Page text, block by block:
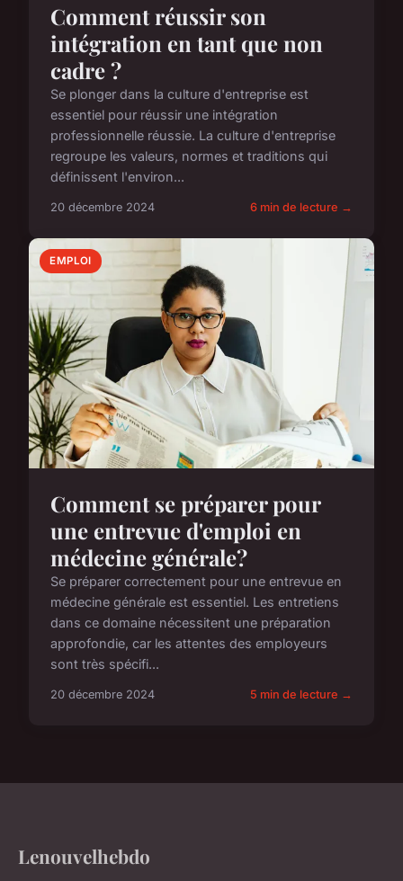
Comment réussir son
intégration en tant que non
cadre ?
Se plonger dans la culture d'entreprise est
essentiel pour réussir une intégration
professionnelle réussie. La culture d'entreprise
regroupe les valeurs, normes et traditions qui
définissent l'environ...
20 décembre 2024 6 min de lecture →
EMPLOI
Comment se préparer pour
une entrevue d'emploi en
médecine générale?
Se préparer correctement pour une entrevue en
médecine générale est essentiel. Les entretiens
dans ce domaine nécessitent une préparation
approfondie, car les attentes des employeurs
sont très spécifi...
20 décembre 2024 5 min de lecture →
Lenouvelhebdo